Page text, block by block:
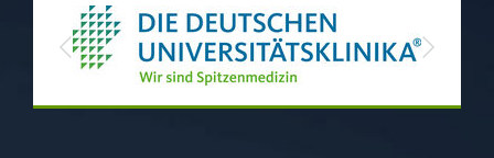
Previous Next